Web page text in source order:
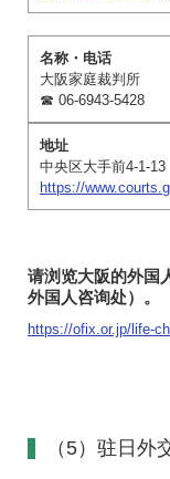
大阪家庭裁判所
☎ 06-6943-5428
中央区大手前4-1-13
https://
请浏览大阪的外国
外国人咨询处）。
https://ofix.or.jp/life-
（5）驻日外